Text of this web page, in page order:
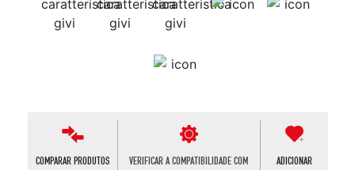
COMPARAR PRODUTOS
VERIFICAR A COMPATIBILIDADE COM
ADICIONAR